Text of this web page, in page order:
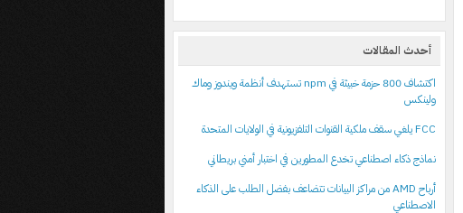
أحدث المقالات
اكتشاف 800 حزمة خبيثة في npm تستهدف أنظمة ويندوز وماك
ولينكس
FCC يلغي سقف ملكية القنوات التلفزيونية في الولايات المتحدة
نماذج ذكاء اصطناعي تخدع المطورين في اختبار أمني بريطاني
أرباح AMD من مراكز البيانات تتضاعف بفضل الطلب على الذكاء
الاصطناعي